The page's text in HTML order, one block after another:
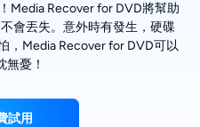
Media Recover for DVD將幫助
會丟失。意外時有發生，硬碟
，Media Recover for DVD可以
無憂！
試用